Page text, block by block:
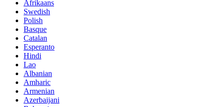
Afrikaans
Swedish
Polish
Basque
Catalan
Esperanto
Hindi
Lao
Albanian
Amharic
Armenian
Azerbaijani